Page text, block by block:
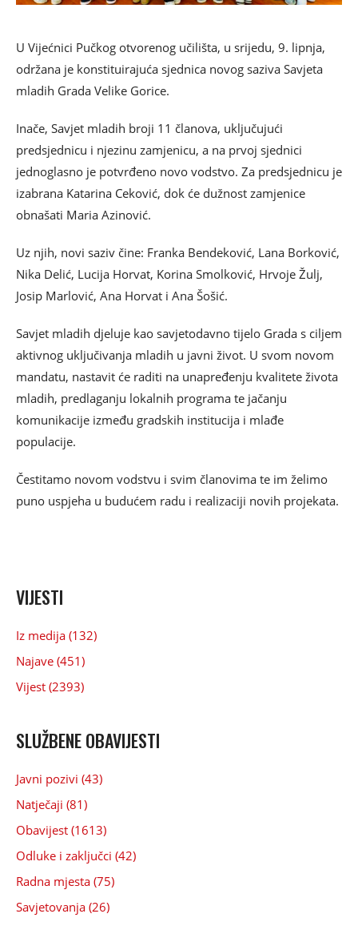
U Vijećnici Pučkog otvorenog učilišta, u srijedu, 9. lipnja,
održana je konstituirajuća sjednica novog saziva Savjeta
mladih Grada Velike Gorice.
Inače, Savjet mladih broji 11 članova, uključujući
predsjednicu i njezinu zamjenicu, a na prvoj sjednici
jednoglasno je potvrđeno novo vodstvo. Za predsjednicu je
izabrana Katarina Ceković, dok će dužnost zamjenice
obnašati Maria Azinović.
Uz njih, novi saziv čine: Franka Bendeković, Lana Borković,
Nika Delić, Lucija Horvat, Korina Smolković, Hrvoje Žulj,
Josip Marlović, Ana Horvat i Ana Šošić.
Savjet mladih djeluje kao savjetodavno tijelo Grada s ciljem
aktivnog uključivanja mladih u javni život. U svom novom
mandatu, nastavit će raditi na unapređenju kvalitete života
mladih, predlaganju lokalnih programa te jačanju
komunikacije između gradskih institucija i mlađe
populacije.
Čestitamo novom vodstvu i svim članovima te im želimo
puno uspjeha u budućem radu i realizaciji novih projekata.
VIJESTI
Iz medija (132)
Najave (451)
Vijest (2393)
SLUŽBENE OBAVIJESTI
Javni pozivi (43)
Natječaji (81)
Obavijest (1613)
Odluke i zaključci (42)
Radna mjesta (75)
Savjetovanja (26)